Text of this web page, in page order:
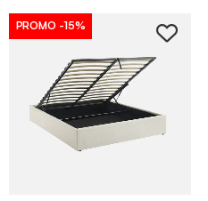
PROMO -15%